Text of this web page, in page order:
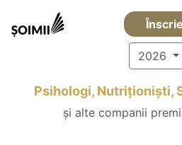
2026
Psihologi, Nutriționiști,
și alte companii